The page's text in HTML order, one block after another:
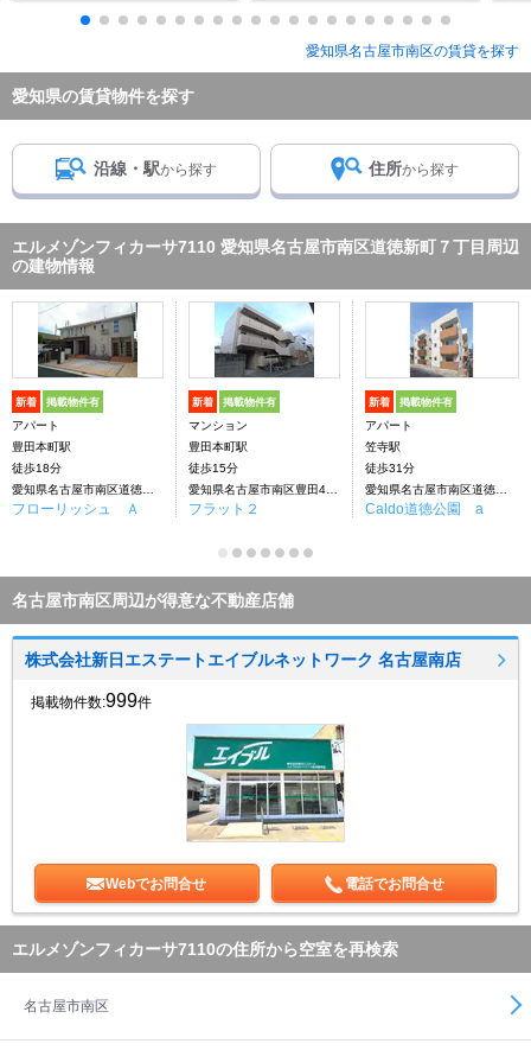
愛知県名古屋市南区の賃貸を探す
愛知県の賃貸物件を探す
沿線・駅から探す 住所から探す
エルメゾンフィカーサ7110 愛知県名古屋市南区道徳新町７丁目周辺
の建物情報
新着 掲載物件有
アパート
豊田本町駅
徒歩18分
フローリッシュ Ａ
新着 掲載物件有
マンション
豊田本町駅
徒歩15分
フラット２
新着 掲載物件有
アパート
笠寺駅
徒歩31分
Caldo道徳公園 a
名古屋市南区周辺が得意な不動産店舗
株式会社新日エステートエイブルネットワーク 名古屋南店
掲載物件数:999件
Webでお問合せ 電話でお問合せ
エルメゾンフィカーサ7110の住所から空室を再検索
名古屋市南区